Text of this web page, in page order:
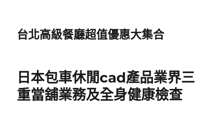
台北高級餐廳超值優惠大集合
日本包車休閒cad產品業界三
重當舖業務及全身健康檢查